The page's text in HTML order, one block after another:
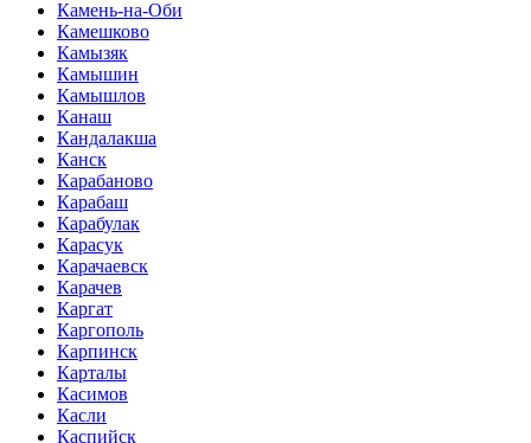
Камень-на-Оби
Камешково
Камызяк
Камышин
Камышлов
Канаш
Кандалакша
Канск
Карабаново
Карабаш
Карабулак
Карасук
Карачаевск
Карачев
Каргат
Каргополь
Карпинск
Карталы
Касимов
Касли
Каспийск